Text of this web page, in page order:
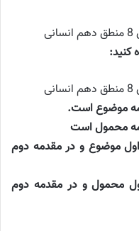
کنید:
موضوع و در مقدمه دوم
محمول و در مقدمه دوم